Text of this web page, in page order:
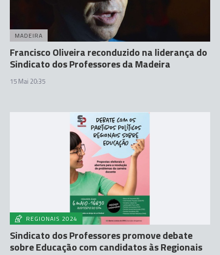
MADEIRA
Francisco Oliveira reconduzido na liderança do
Sindicato dos Professores da Madeira
15 Mai 20:35
REGIONAIS 2024
Sindicato dos Professores promove debate
sobre Educação com candidatos às Regionais